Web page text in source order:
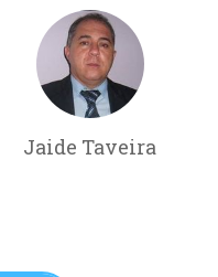
Jaide Taveira